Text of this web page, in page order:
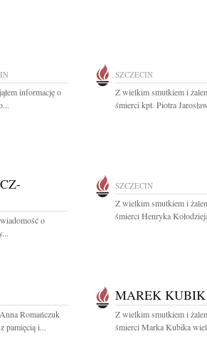
informację o
SZCZECIN
Z wielkim smutkiem i
śmierci kpt. Piotra
o
SZCZECIN
Z wielkim smutkiem i
śmierci Henryka
Romańczuk
pamięcią i...
MAREK KUBIK
Z wielkim smutkiem i
śmierci Marka Kubika